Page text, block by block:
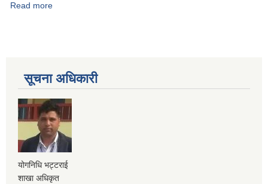
Read more
सूचना अधिकारी
योगनिधि भट्टराई
शाखा अधिकृत